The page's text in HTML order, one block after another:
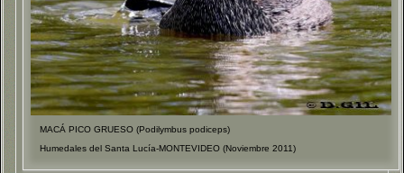
MACÁ PICO GRUESO (Podilymbus podiceps)
Humedales del Santa Lucía-MONTEVIDEO (Noviembre 2011)